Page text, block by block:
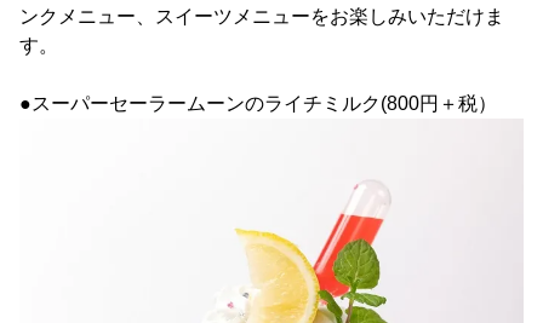
ンクメニュー、スイーツメニューをお楽しみいただけま
す。
●スーパーセーラームーンのライチミルク(800円＋税）